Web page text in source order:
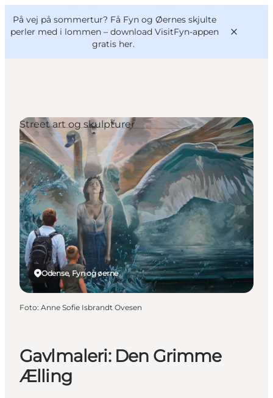
På vej på sommertur? Få Fyn og Øernes skjulte
perler med i lommen – download VisitFyn-appen
gratis her.
Oplevelser
Outdoor
Mad og drikke
Overnatning
Book lokale oplevelser
VisitFyn
Deutsch
Gavlmaleri: Den Grimme
Ælling
Odense, Fyn og øerne
Street art og skulpturer
Foto: Anne Sofie Isbrandt Ovesen